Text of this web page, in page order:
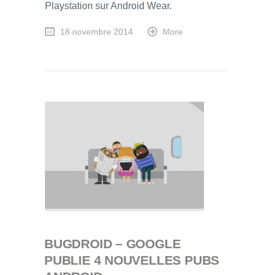
Playstation sur Android Wear.
18 novembre 2014 More
BUGDROID – GOOGLE
PUBLIE 4 NOUVELLES PUBS